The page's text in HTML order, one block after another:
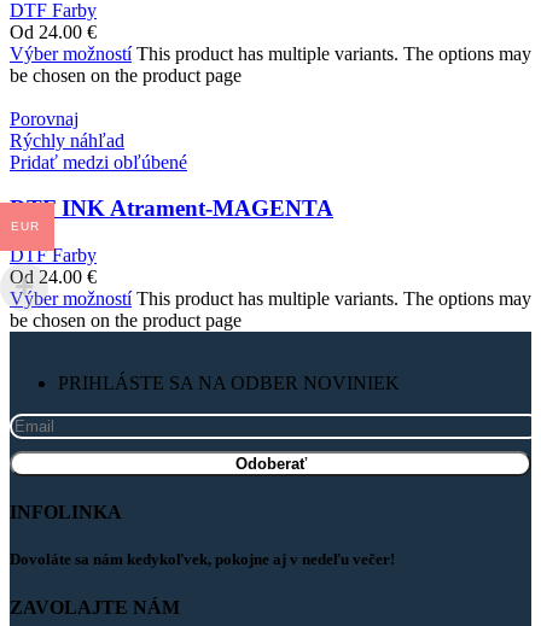
DTF Farby
Od 24.00 €
Výber možnostíThis product has multiple variants. The options may
be chosen on the product page
Porovnaj
Rýchly náhľad
Pridať medzi obľúbené
DTF INK Atrament-MAGENTA
DTF Farby
Od 24.00 €
Výber možnostíThis product has multiple variants. The options may
be chosen on the product page
PRIHLÁSTE SA NA ODBER NOVINIEK
INFOLINKA
Dovoláte sa nám kedykoľvek, pokojne aj v nedeľu večer!
ZAVOLAJTE NÁM
EUR